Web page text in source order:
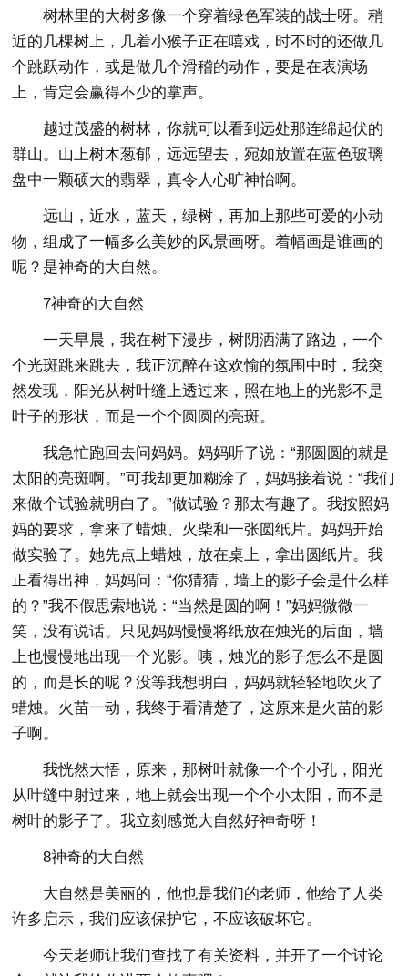
树林里的大树多像一个穿着绿色军装的战士呀。稍
近的几棵树上，几着小猴子正在嘻戏，时不时的还做几
个跳跃动作，或是做几个滑稽的动作，要是在表演场
上，肯定会赢得不少的掌声。
越过茂盛的树林，你就可以看到远处那连绵起伏的
群山。山上树木葱郁，远远望去，宛如放置在蓝色玻璃
盘中一颗硕大的翡翠，真令人心旷神怡啊。
远山，近水，蓝天，绿树，再加上那些可爱的小动
物，组成了一幅多么美妙的风景画呀。着幅画是谁画的
呢？是神奇的大自然。
7神奇的大自然
一天早晨，我在树下漫步，树阴洒满了路边，一个
个光斑跳来跳去，我正沉醉在这欢愉的氛围中时，我突
然发现，阳光从树叶缝上透过来，照在地上的光影不是
叶子的形状，而是一个个圆圆的亮斑。
我急忙跑回去问妈妈。妈妈听了说：“那圆圆的就是
太阳的亮斑啊。”可我却更加糊涂了，妈妈接着说：“我们
来做个试验就明白了。”做试验？那太有趣了。我按照妈
妈的要求，拿来了蜡烛、火柴和一张圆纸片。妈妈开始
做实验了。她先点上蜡烛，放在桌上，拿出圆纸片。我
正看得出神，妈妈问：“你猜猜，墙上的影子会是什么样
的？”我不假思索地说：“当然是圆的啊！”妈妈微微一
笑，没有说话。只见妈妈慢慢将纸放在烛光的后面，墙
上也慢慢地出现一个光影。咦，烛光的影子怎么不是圆
的，而是长的呢？没等我想明白，妈妈就轻轻地吹灭了
蜡烛。火苗一动，我终于看清楚了，这原来是火苗的影
子啊。
我恍然大悟，原来，那树叶就像一个个小孔，阳光
从叶缝中射过来，地上就会出现一个个小太阳，而不是
树叶的影子了。我立刻感觉大自然好神奇呀！
8神奇的大自然
大自然是美丽的，他也是我们的老师，他给了人类
许多启示，我们应该保护它，不应该破坏它。
今天老师让我们查找了有关资料，并开了一个讨论